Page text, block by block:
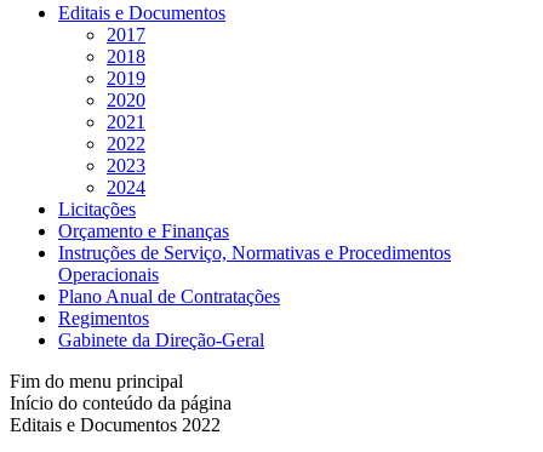
Editais e Documentos
2017
2018
2019
2020
2021
2022
2023
2024
Licitações
Orçamento e Finanças
Instruções de Serviço, Normativas e Procedimentos
Operacionais
Plano Anual de Contratações
Regimentos
Gabinete da Direção-Geral
Fim do menu principal
Início do conteúdo da página
Editais e Documentos 2022